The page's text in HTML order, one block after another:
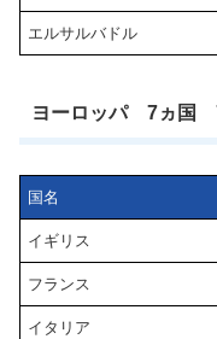
エルサルバドル
ヨーロッパ 7ヵ国
国名
イギリス
フランス
イタリア